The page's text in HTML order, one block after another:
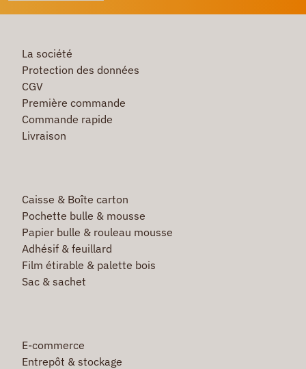
La société
Protection des données
CGV
Première commande
Commande rapide
Livraison
Caisse & Boîte carton
Pochette bulle & mousse
Papier bulle & rouleau mousse
Adhésif & feuillard
Film étirable & palette bois
Sac & sachet
E-commerce
Entrepôt & stockage